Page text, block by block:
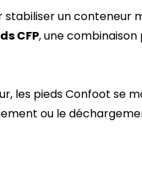
stabiliser unconteneur
CFP, une
les pieds Confoot se
ou le